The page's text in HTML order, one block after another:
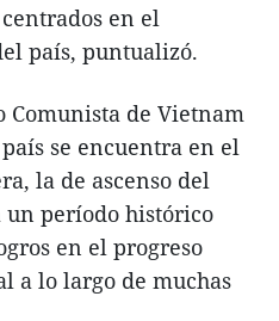
en el
país, puntualizó.
de Vietnam
se encuentra en el
la de ascenso del
un período histórico
en el progreso
a lo largo de muchas